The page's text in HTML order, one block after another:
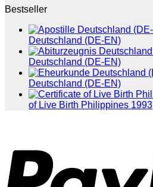
Bestseller
Deutschland (DE-EN)
Deutschland (DE-EN)
Deutschland (DE-EN)
of Live Birth Philippines 1993